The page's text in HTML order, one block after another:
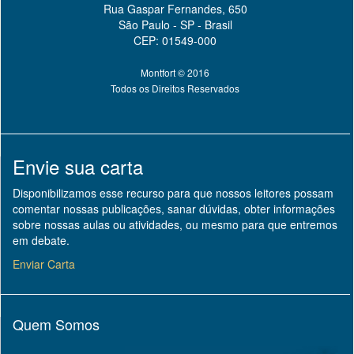
Rua Gaspar Fernandes, 650
São Paulo - SP - Brasil
CEP: 01549-000
Montfort © 2016
Todos os Direitos Reservados
Envie sua carta
Disponibilizamos esse recurso para que nossos leitores possam
comentar nossas publicações, sanar dúvidas, obter informações
sobre nossas aulas ou atividades, ou mesmo para que entremos
em debate.
Enviar Carta
Quem Somos